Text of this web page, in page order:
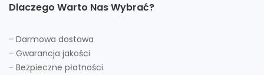
Dlaczego Warto Nas Wybrać?
- Darmowa dostawa
- Gwarancja jakości
- Bezpieczne płatności